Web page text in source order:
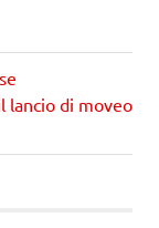
lancio di moveo